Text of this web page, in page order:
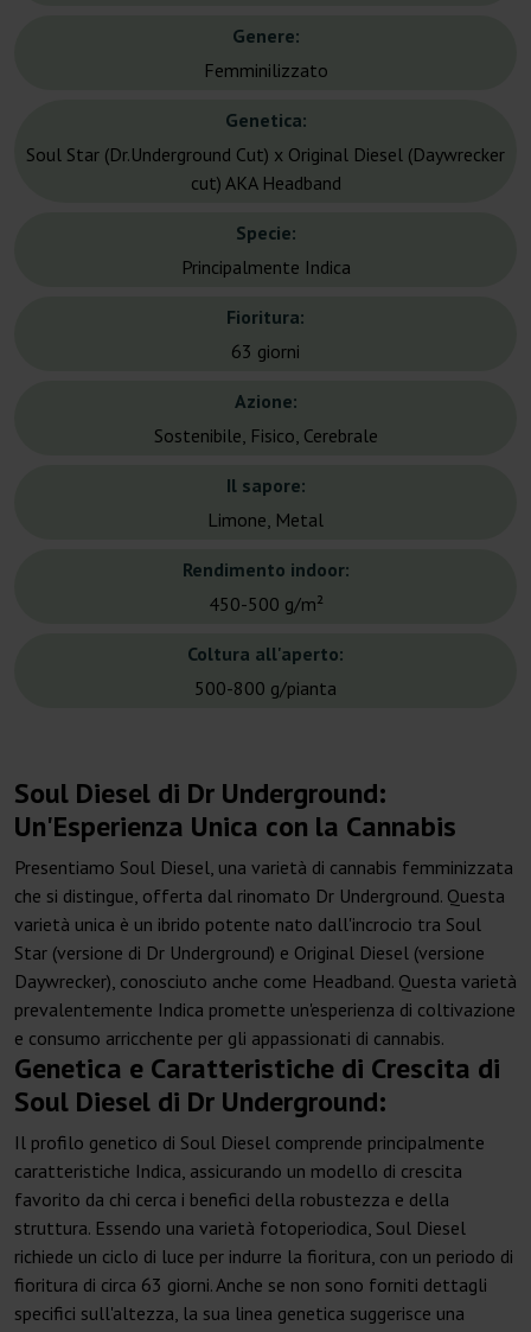
Genere:
Femminilizzato
Genetica:
Soul Star (Dr.Underground Cut) x Original Diesel (Daywrecker
cut) AKA Headband
Specie:
Principalmente Indica
Fioritura:
63 giorni
Azione:
Sostenibile, Fisico, Cerebrale
Il sapore:
Limone, Metal
Rendimento indoor:
450-500 g/m²
Coltura all'aperto:
500-800 g/pianta
Soul Diesel di Dr Underground:
Un'Esperienza Unica con la Cannabis
Presentiamo Soul Diesel, una varietà di cannabis femminizzata
che si distingue, offerta dal rinomato Dr Underground. Questa
varietà unica è un ibrido potente nato dall'incrocio tra Soul
Star (versione di Dr Underground) e Original Diesel (versione
Daywrecker), conosciuto anche come Headband. Questa varietà
prevalentemente Indica promette un'esperienza di coltivazione
e consumo arricchente per gli appassionati di cannabis.
Genetica e Caratteristiche di Crescita di
Soul Diesel di Dr Underground:
Il profilo genetico di Soul Diesel comprende principalmente
caratteristiche Indica, assicurando un modello di crescita
favorito da chi cerca i benefici della robustezza e della
struttura. Essendo una varietà fotoperiodica, Soul Diesel
richiede un ciclo di luce per indurre la fioritura, con un periodo di
fioritura di circa 63 giorni. Anche se non sono forniti dettagli
specifici sull'altezza, la sua linea genetica suggerisce una